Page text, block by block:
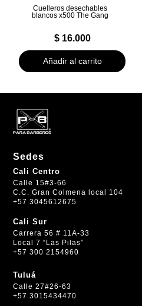
Cuelleros desechables
blancos x500 The Gang
$16.000
Añadir al carrito
Sedes
Cali Centro
Calle 15#3-66
C.C. Gran Colmena local 104
+57 3045612675
Cali Sur
Carrera 56 # 11A-33
Local 7 “Las Pilas”
+57 300 2154960
Tuluá
Calle 27#26-63
+57 3015434470